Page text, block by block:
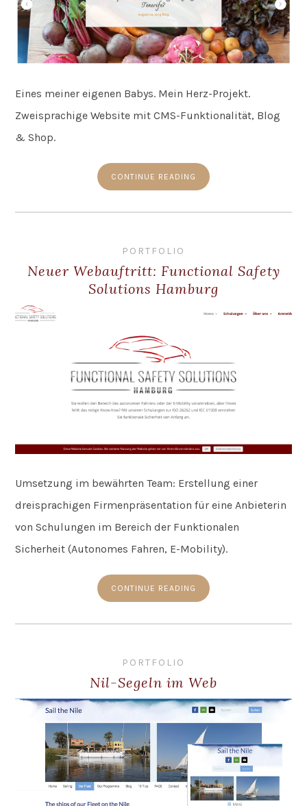
Eines meiner eigenen Babys. Mein Herz-Projekt.
Zweisprachige Website mit CMS-Funktionalität, Blog
& Shop.
CONTINUE READING
PORTFOLIO
Neuer Webauftritt: Functional Safety
Solutions Hamburg
Umsetzung im bewährten Team: Erstellung einer
dreisprachigen Firmenpräsentation für eine Anbieterin
von Schulungen im Bereich der Funktionalen
Sicherheit (Autonomes Fahren, E-Mobility).
CONTINUE READING
PORTFOLIO
Nil-Segeln im Web